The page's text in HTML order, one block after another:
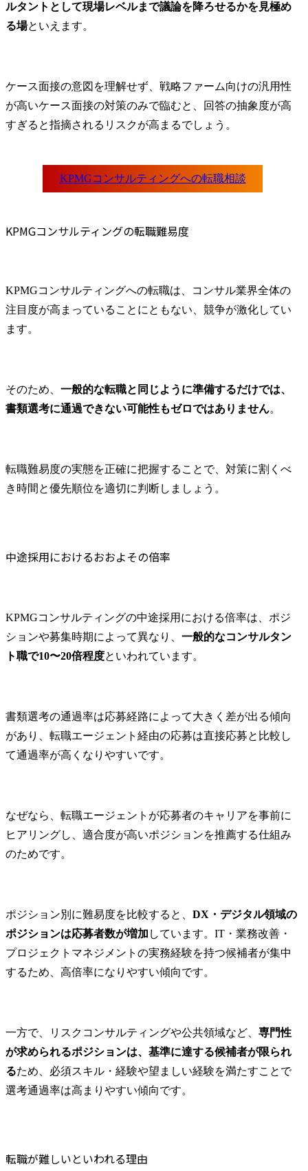
ルタントとして現場レベルまで議論を降ろせるかを見極め
る場といえます。
ケース面接の意図を理解せず、戦略ファーム向けの汎用性
が高いケース面接の対策のみで臨むと、回答の抽象度が高
すぎると指摘されるリスクが高まるでしょう。
KPMGコンサルティングの転職難易度
KPMGコンサルティングへの転職は、コンサル業界全体の
注目度が高まっていることにともない、競争が激化してい
ます。
そのため、 一般的な転職と同じように準備するだけでは、
書類選考に通過できない可能性もゼロではありません。
転職難易度の実態を正確に把握することで、対策に割くべ
き時間と優先順位を適切に判断しましょう。
中途採用におけるおおよその倍率
KPMGコンサルティングの中途採用における倍率は、ポジ
ションや募集時期によって異なり、 一般的なコンサルタン
ト職で10〜20倍程度といわれています。
書類選考の通過率は応募経路によって大きく差が出る傾向
があり、転職エージェント経由の応募は直接応募と比較し
て通過率が高くなりやすいです。
なぜなら、転職エージェントが応募者のキャリアを事前に
ヒアリングし、適合度が高いポジションを推薦する仕組み
のためです。
ポジション別に難易度を比較すると、 DX・デジタル領域の
ポジションは応募者数が増加 しています。IT・業務改善・
プロジェクトマネジメントの実務経験を持つ候補者が集中
するため、高倍率になりやすい傾向です。
一方で、リスクコンサルティングや公共領域など、 専門性
が求められるポジションは、基準に達する候補者が限られ
るため、必須スキル・経験や望ましい経験を満たすことで
選考通過率は高まりやすい傾向です。
転職が難しいといわれる理由